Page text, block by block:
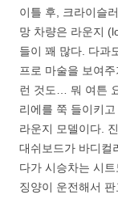
이틀 후, 크라이슬
망 차량은 라운지
들이 꽤 많다. 다과
프로 마술을 보여
런 것도… 뭐 여튼
리에를 쭉 들이키
라운지 모델이다.
대쉬보드가 바디컬
다가 시승차는 시
징양이 운전해서